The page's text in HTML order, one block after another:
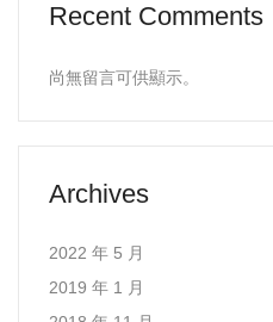
Recent Comments
尚無留言可供顯示。
Archives
2022 年 5 月
2019 年 1 月